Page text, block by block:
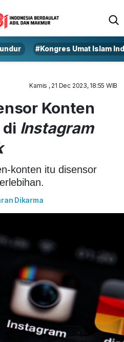
#Kongres Umat Islam
Kamis , 21 Dec 2023, 18:55 WIB
Konten
Instagram
konten itu disensor
Dikarma